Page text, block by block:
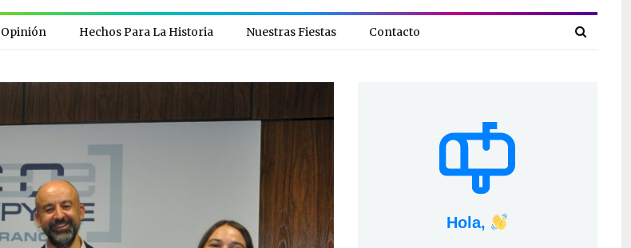
Opinión Hechos Para La Historia Nuestras Fiestas Contacto
Hola,